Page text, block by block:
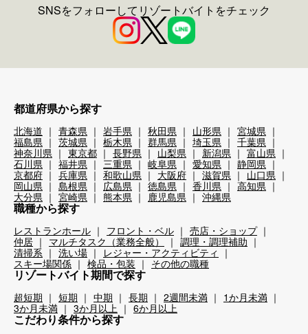
SNSをフォローしてリゾートバイトをチェック
都道府県から探す
北海道 青森県 岩手県 秋田県 山形県
宮城県
福島県
茨城県 栃木県 群馬県 埼玉県
千葉県
神奈川県
東京都 長野県 山梨県 新潟県
富山県
石川県
福井県 三重県 岐阜県 愛知県
静岡県
京都府
兵庫県 和歌山県 大阪府 滋賀県
山口県
岡山県
島根県 広島県 徳島県 香川県
高知県
大分県
宮崎県 熊本県 鹿児島県 沖縄県
職種から探す
レストランホール フロント・ベル
売店・ショップ
仲居
マルチタスク（業務全般）
調理・調理補助
清掃系
洗い場
レジャー・アクティビティ
スキー場関係
検品・包装 その他の職種
リゾートバイト期間で探す
超短期 短期 中期 長期 2週間未満
1か月未満
3か月未満
3か月以上 6か月以上
こだわり条件から探す